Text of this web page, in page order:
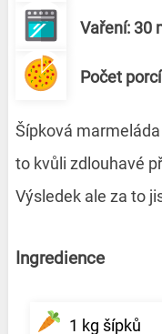
Vaření: 30
Počet
Šípková
to kvůli zdlouhavé
Výsledek ale za to
Ingredience
1 kg šípků